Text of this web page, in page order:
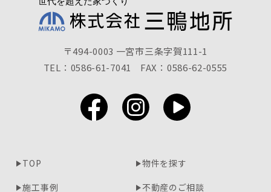
〒494-0003 一宮市三条字賀111-1
TEL：0586-61-7041
FAX：0586-62-0555
TOP
物件を探す
施工事例
不動産のご相談